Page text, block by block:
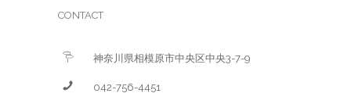
CONTACT
神奈川県相模原市中央区中央3-7-9
042-756-4451